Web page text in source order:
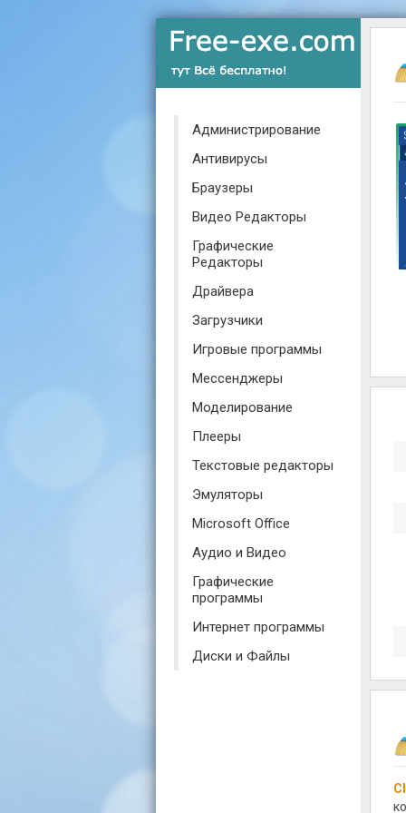
Администрирование
Антивирусы
Браузеры
Видео Редакторы
Графические
Редакторы
Драйвера
Загрузчики
Игровые программы
Мессенджеры
Моделирование
Плееры
Текстовые редакторы
Эмуляторы
Microsoft Office
Аудио и Видео
Графические
программы
Интернет программы
Диски и Файлы